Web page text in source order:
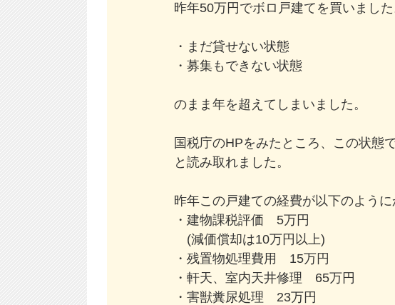
昨年50万円でボロ戸建てを買いまし
・まだ貸せない状態
・募集もできない状態
のまま年を超えてしまいました。
国税庁のHPをみたところ、この状態
と読み取れました。
昨年この戸建ての経費が以下のように
・建物課税評価 5万円
(減価償却は10万円以上)
・残置物処理費用 15万円
・軒天、室内天井修理 65万円
・害獣糞尿処理 23万円